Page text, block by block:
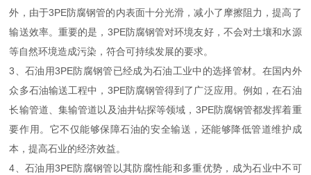
外，由于3PE防腐钢管的内表面十分光滑，减小了摩擦阻力，提高了
输送效率。重要的是，3PE防腐钢管对环境友好，不会对土壤和水源
等自然环境造成污染，符合可持续发展的要求。
3、石油用3PE防腐钢管已经成为石油工业中的选择管材。在国内外
众多石油输送工程中，3PE防腐钢管得到了广泛应用。例如，在石油
长输管道、集输管道以及油井钻探等领域，3PE防腐钢管都发挥着重
要作用。它不仅能够保障石油的安全输送，还能够降低管道维护成
本，提高石业的经济效益。
4、石油用3PE防腐钢管以其防腐性能和多重优势，成为石业中不可